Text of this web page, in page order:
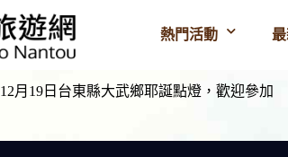
熱門活動
12月19日台東縣大武鄉耶誕點燈，歡迎參加